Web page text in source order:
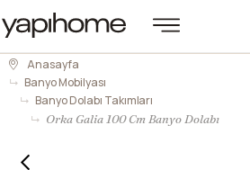
Anasayfa
Banyo Mobilyası
Banyo Dolabı Takımları
Orka Galia 100 Cm Banyo Dolabı